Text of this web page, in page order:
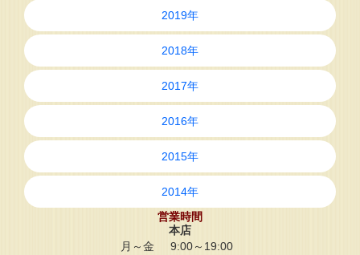
2019年
2018年
2017年
2016年
2015年
2014年
営業時間
本店
月～金
9:00～19:00